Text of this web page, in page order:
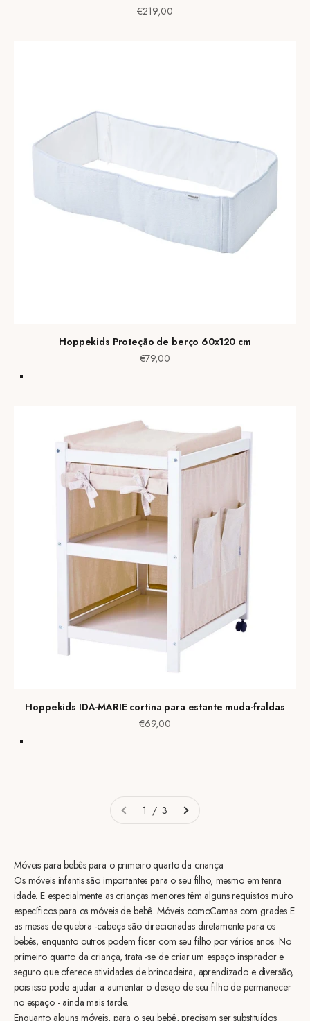
Preço de venda
€219,00
Hoppekids Proteção de berço 60x120 cm
Preço de venda
€79,00
Hoppekids IDA-MARIE cortina para estante muda-fraldas
Preço de venda
€69,00
1 / 3
Móveis para bebês para o primeiro quarto da criança
Os móveis infantis são importantes para o seu filho, mesmo em tenra
idade. E especialmente as crianças menores têm alguns requisitos muito
específicos para os móveis de bebê. Móveis comoCamas com grades E
as mesas de quebra -cabeça são direcionadas diretamente para os
bebês, enquanto outros podem ficar com seu filho por vários anos. No
primeiro quarto da criança, trata -se de criar um espaço inspirador e
seguro que oferece atividades de brincadeira, aprendizado e diversão,
pois isso pode ajudar a aumentar o desejo de seu filho de permanecer
no espaço - ainda mais tarde.
Enquanto alguns móveis, para o seu bebê, precisam ser substituídos